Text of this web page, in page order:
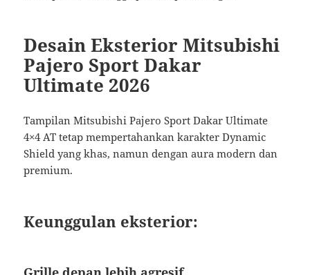
Desain Eksterior Mitsubishi
Pajero Sport Dakar
Ultimate 2026
Tampilan Mitsubishi Pajero Sport Dakar Ultimate
4×4 AT tetap mempertahankan karakter Dynamic
Shield yang khas, namun dengan aura modern dan
premium.
Keunggulan eksterior: